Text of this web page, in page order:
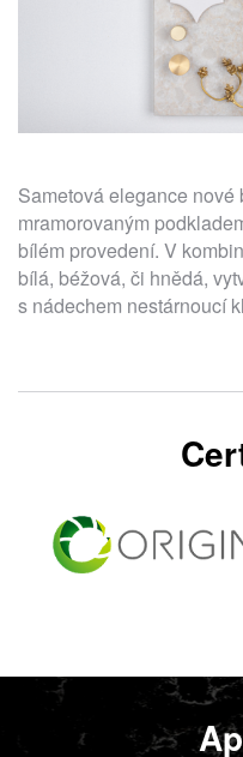
Sametová elegance
mramorovaným
bílém provedení. V
bílá, béžová, či hnědá,
s nádechem nestárnoucí